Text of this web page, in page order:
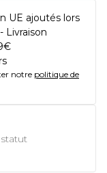
UE ajoutés lors
Livraison
notre politique de